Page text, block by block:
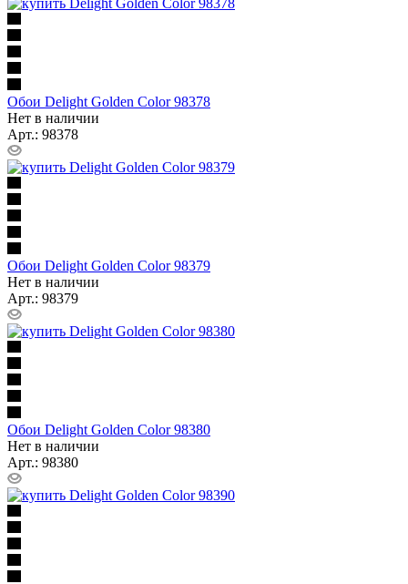
Обои Delight Golden Color 98378
Нет в наличии
Арт.: 98378
Обои Delight Golden Color 98379
Нет в наличии
Арт.: 98379
Обои Delight Golden Color 98380
Нет в наличии
Арт.: 98380